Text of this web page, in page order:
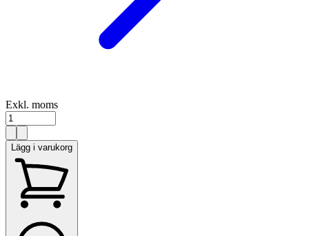
Exkl. moms
Lägg i varukorg